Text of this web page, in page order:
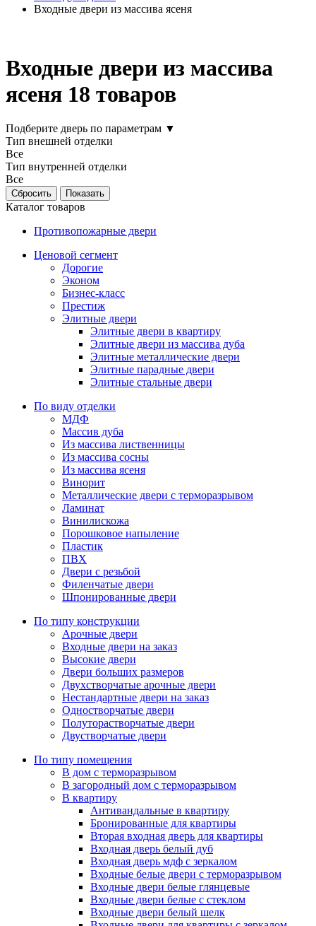
Входные двери из массива ясеня
Входные двери из массива
ясеня 18 товаров
Подберите дверь по параметрам ▼
Тип внешней отделки
Все
Тип внутренней отделки
Все
Каталог товаров
Противопожарные двери
Ценовой сегмент
Дорогие
Эконом
Бизнес-класс
Престиж
Элитные двери
Элитные двери в квартиру
Элитные двери из массива дуба
Элитные металлические двери
Элитные парадные двери
Элитные стальные двери
По виду отделки
МДФ
Массив дуба
Из массива лиственницы
Из массива сосны
Из массива ясеня
Винорит
Металлические двери с терморазрывом
Ламинат
Винилискожа
Порошковое напыление
Пластик
ПВХ
Двери с резьбой
Филенчатые двери
Шпонированные двери
По типу конструкции
Арочные двери
Входные двери на заказ
Высокие двери
Двери больших размеров
Двухстворчатые арочные двери
Нестандартные двери на заказ
Одностворчатые двери
Полуторастворчатые двери
Двустворчатые двери
По типу помещения
В дом с терморазрывом
В загородный дом с терморазрывом
В квартиру
Антивандальные в квартиру
Бронированные для квартиры
Вторая входная дверь для квартиры
Входная дверь белый дуб
Входная дверь мдф с зеркалом
Входные белые двери с терморазрывом
Входные двери белые глянцевые
Входные двери белые с стеклом
Входные двери белый шелк